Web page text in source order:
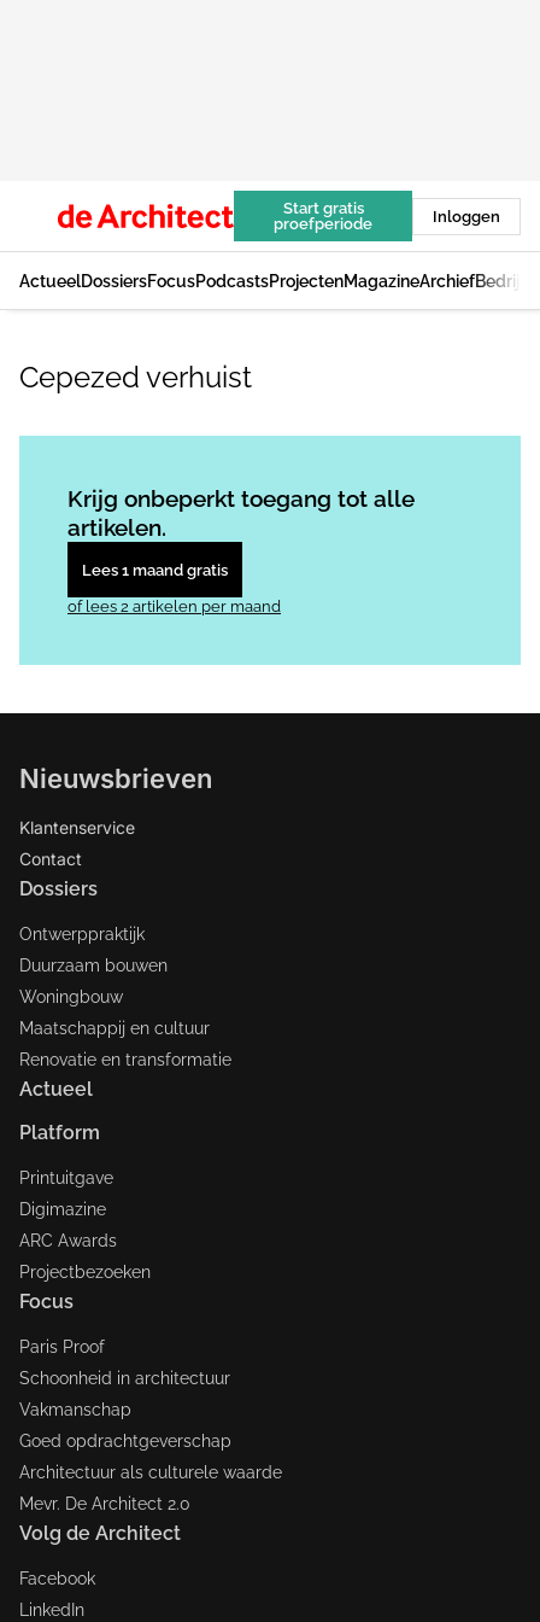
Start gratis
proefperiode
Inloggen
ActueelDossiersFocusPodcastsProjectenMagazineArchief
Cepezed verhuist
Krijg onbeperkt toegang tot alle
artikelen.
Lees 1 maand gratis
of lees 2 artikelen per maand
Nieuwsbrieven
Klantenservice
Contact
Dossiers
Ontwerppraktijk
Duurzaam bouwen
Woningbouw
Maatschappij en cultuur
Renovatie en transformatie
Actueel
Platform
Printuitgave
Digimazine
ARC Awards
Projectbezoeken
Focus
Paris Proof
Schoonheid in architectuur
Vakmanschap
Goed opdrachtgeverschap
Architectuur als culturele waarde
Mevr. De Architect 2.0
Volg de Architect
Facebook
LinkedIn